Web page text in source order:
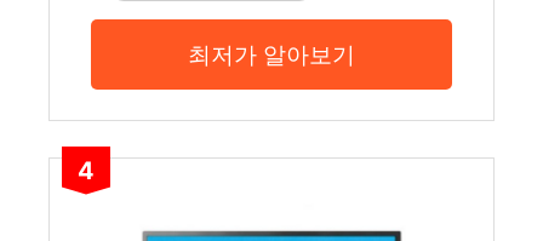
최저가 알아보기
4